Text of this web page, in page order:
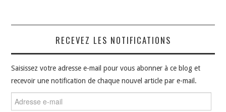
RECEVEZ LES NOTIFICATIONS
Saisissez votre adresse e-mail pour vous abonner à ce blog et
recevoir une notification de chaque nouvel article par e-mail.
e-